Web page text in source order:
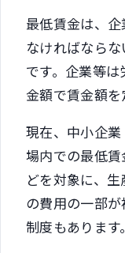
最低賃金は、
なければなら
です。企業等
金額で賃金額を
現在、中小企
場内での最低
どを対象に、
の費用の一部
制度もあります。